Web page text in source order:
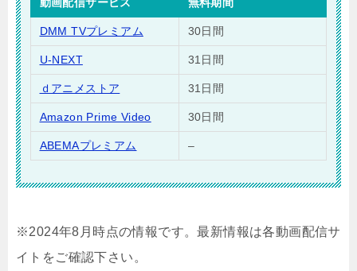
DMM TVプレミアム 30日間
U-NEXT 31日間
ｄアニメストア 31日間
Amazon Prime Video 30日間
ABEMAプレミアム –
※2024年8月時点の情報です。最新情報は各動画配信サ
イトをご確認下さい。